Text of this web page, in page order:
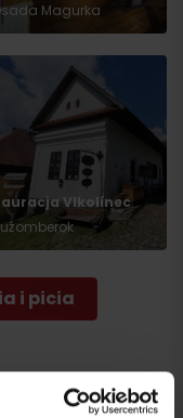
Magurka
Vlkolínec
i picia